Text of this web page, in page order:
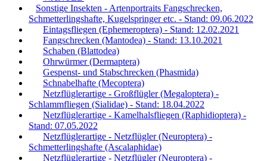
Sonstige Insekten - Artenportraits Fangschrecken,
Schmetterlingshafte, Kugelspringer etc. - Stand: 09.06.2022
Eintagsfliegen (Ephemeroptera) - Stand: 12.02.2021
Fangschrecken (Mantodea) - Stand: 13.10.2021
Schaben (Blattodea)
Ohrwürmer (Dermaptera)
Gespenst- und Stabschrecken (Phasmida)
Schnabelhafte (Mecoptera)
Netzflüglerartige - Großflügler (Megaloptera) -
Schlammfliegen (Sialidae) - Stand: 18.04.2022
Netzflüglerartige - Kamelhalsfliegen (Raphidioptera) -
Stand: 07.05.2022
Netzflüglerartige - Netzflügler (Neuroptera) -
Schmetterlingshafte (Ascalaphidae)
Netzflüglerartige - Netzflügler (Neuroptera) -